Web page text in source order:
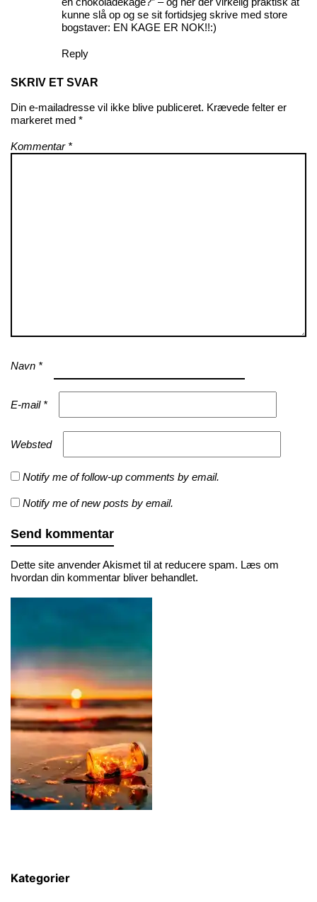
én chokoladekage?” – og her der virkelig praktisk at
kunne slå op og se sit fortidsjeg skrive med store
bogstaver: EN KAGE ER NOK!!:)
Reply
SKRIV ET SVAR
Din e-mailadresse vil ikke blive publiceret. Krævede felter er
markeret med *
Kommentar *
Navn *
E-mail *
Websted
Notify me of follow-up comments by email.
Notify me of new posts by email.
Dette site anvender Akismet til at reducere spam. Læs om
hvordan din kommentar bliver behandlet.
Kategorier